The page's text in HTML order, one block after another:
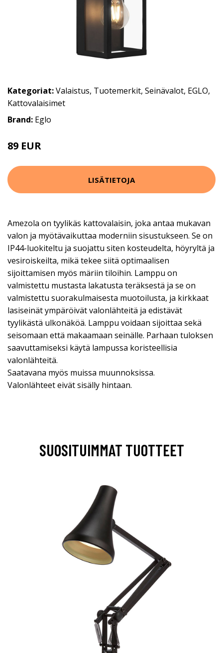
Kategoriat:Valaistus, Tuotemerkit, Seinävalot, EGLO,
Kattovalaisimet
Brand: Eglo
89 EUR
LISÄTIETOJA
Amezola on tyylikäs kattovalaisin, joka antaa mukavan
valon ja myötävaikuttaa moderniin sisustukseen. Se on
IP44-luokiteltu ja suojattu siten kosteudelta, höyryltä ja
vesiroiskeilta, mikä tekee siitä optimaalisen
sijoittamisen myös märiin tiloihin. Lamppu on
valmistettu mustasta lakatusta teräksestä ja se on
valmistettu suorakulmaisesta muotoilusta, ja kirkkaat
lasiseinät ympäröivät valonlähteitä ja edistävät
tyylikästä ulkonäköä. Lamppu voidaan sijoittaa sekä
seisomaan että makaamaan seinälle. Parhaan tuloksen
saavuttamiseksi käytä lampussa koristeellisia
valonlähteitä.
Saatavana myös muissa muunnoksissa.
Valonlähteet eivät sisälly hintaan.
SUOSITUIMMAT TUOTTEET